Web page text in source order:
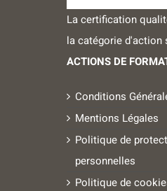
La certification
la catégorie d'action
ACTIONS DE
Conditions
Mentions Légales
Politique de
personnelles
Politique de